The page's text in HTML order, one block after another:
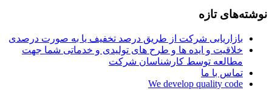
نوشته‌های تازه
بازاریابی شرکت از طریق درصد تخفیف یا به صورت درصدی
خلاقیت و ایده ها و طرح های تولیدی و خدماتی شما جهت
مطالعه توسط کارشناسان شرکت
تماس با ما
We develop quality code